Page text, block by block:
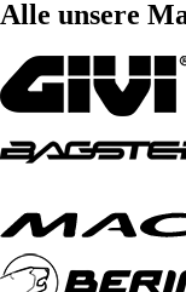
Alle unsere